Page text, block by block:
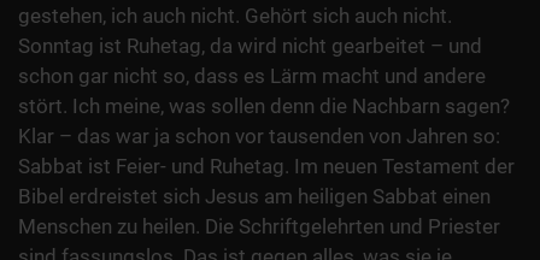
gestehen, ich auch nicht. Gehört sich auch nicht.
Sonntag ist Ruhetag, da wird nicht gearbeitet – und
schon gar nicht so, dass es Lärm macht und andere
stört. Ich meine, was sollen denn die Nachbarn sagen?
Klar – das war ja schon vor tausenden von Jahren so:
Sabbat ist Feier- und Ruhetag. Im neuen Testament der
Bibel erdreistet sich Jesus am heiligen Sabbat einen
Menschen zu heilen. Die Schriftgelehrten und Priester